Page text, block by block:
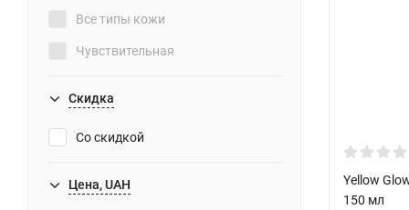
75
100
200
Все типы кожи
Чувствительная
Скидка
Со скидкой
Цена, UAH
Yellow
150 мл